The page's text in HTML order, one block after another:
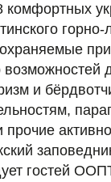
горно-
возможностей
и
гостей